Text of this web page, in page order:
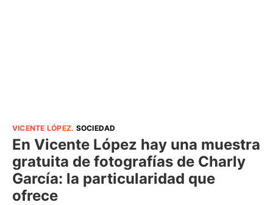
VICENTE LÓPEZ. SOCIEDAD
En Vicente López hay una muestra
gratuita de fotografías de Charly
García: la particularidad que
ofrece